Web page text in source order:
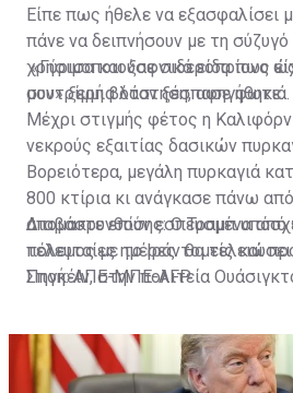
Είπε πως ήθελε να εξασφαλίσει
πάνε να δειπνήσουν με τη σύζυγό
χρησιμοποιούσε σιδεροπρίονο
συντρίμμια όταν ξέσπασε φωτιά.
«Γύρισα και ξαφνικά είδα πως
μου» ξερή βλάστηση, αφηγήθηκε.
Μέχρι στιγμής φέτος η
νεκρούς εξαιτίας δασικών
Βορειότερα, μεγάλη πυρκαγιά
800 κτίρια κι ανάγκασε πάνω
απομακρυνθούν εσπευσμένα από
τελευταίες ημέρες τομείς και
Σποκέιν, στην πολιτεία
Διαβάστε επίσης:Ο Τραμπ
πόλεμος με το Ιράν θα
Πηγή: ΑΠΕ-ΜΠΕ-AFP